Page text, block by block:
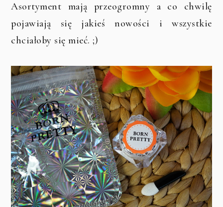
Asortyment mają przeogromny a co chwilę
pojawiają się jakieś nowości i wszystkie
chciałoby się mieć. ;)